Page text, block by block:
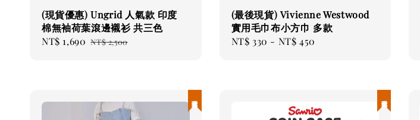
(現貨優惠) Ungrid 人氣款 印度
棉無袖荷葉滾邊襯衫 共三色
Sale
NT$ 1,690 Regular
NT$ 2,500
(最後現貨) Vivienne Westwood
實用毛巾布小方巾 多款
Regular
NT$ 330 - NT$ 450